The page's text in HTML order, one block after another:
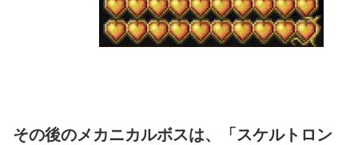
その後のメカニカルボスは、「スケルトロン